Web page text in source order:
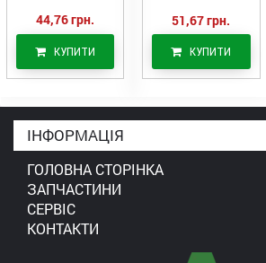
44,76 грн.
КУПИТИ
51,67 грн.
КУПИТИ
ІНФОРМАЦІЯ
ГОЛОВНА СТОРІНКА
ЗАПЧАСТИНИ
СЕРВІС
КОНТАКТИ